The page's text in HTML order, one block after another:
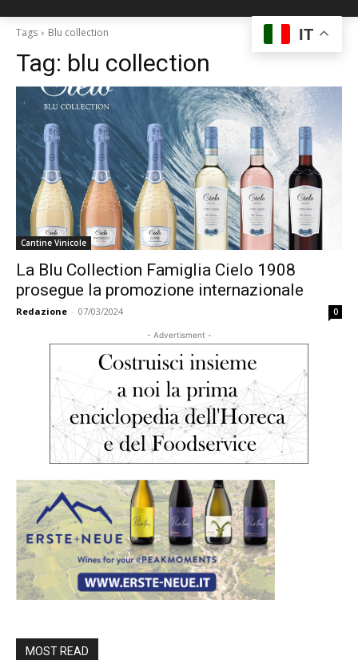
Tags Blu collection
Tag: blu collection
Cantine Vinicole
La Blu Collection Famiglia Cielo 1908
prosegue la promozione internazionale
Redazione - 07/03/2024 0
- Advertisment -
MOST READ
IT